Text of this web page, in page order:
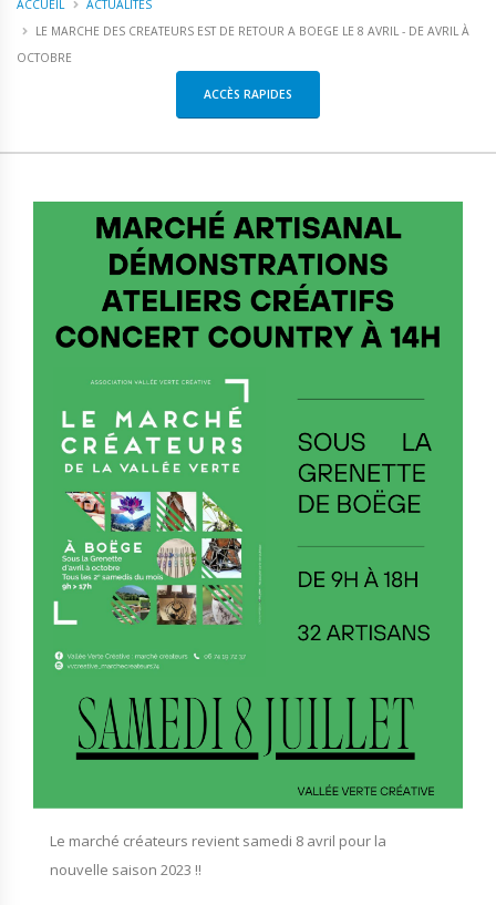
ACCUEIL
ACTUALITÉS
LE MARCHE DES CREATEURS EST DE RETOUR A BOEGE LE 8 AVRIL - DE AVRIL À
OCTOBRE
ACCÈS RAPIDES
Le marché créateurs revient samedi 8 avril pour la
nouvelle saison 2023 !!